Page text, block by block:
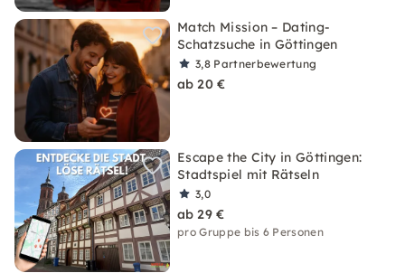
Match Mission – Dating-
Schatzsuche in Göttingen
3,8 Partnerbewertung
ab 20 €
Escape the City in Göttingen:
Stadtspiel mit Rätseln
3,0
ab 29 €
pro Gruppe bis 6 Personen